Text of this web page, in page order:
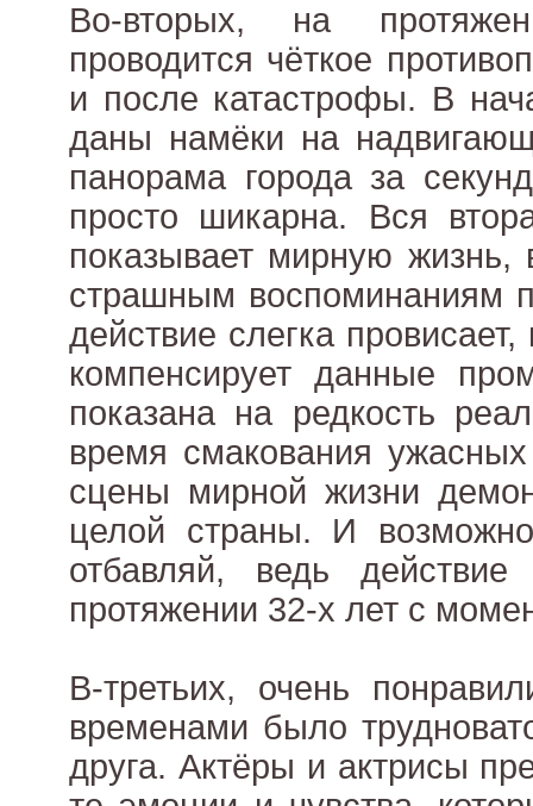
Во-вторых, на
проводится чёткое
и после катастрофы. В
даны намёки на
панорама города за
просто шикарна. Вся
показывает мирную жизнь,
страшным воспоминаниям
действие слегка
компенсирует данные
показана на редкость
время смакования
сцены мирной жизни
целой страны. И
отбавляй, ведь действие
протяжении 32-х лет с
В-третьих, очень
временами было
друга. Актёры и актрисы